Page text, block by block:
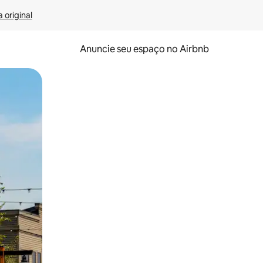
original
Anuncie seu espaço no Airbnb
o dedo na tela.